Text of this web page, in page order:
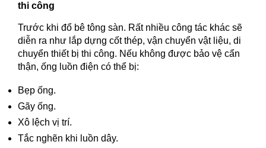
thi công
Trước khi đổ bê tông sàn. Rất nhiều công tác khác sẽ
diễn ra như lắp dựng cốt thép, vận chuyển vật liệu, di
chuyển thiết bị thi công. Nếu không được bảo vệ cẩn
thận, ống luồn điện có thể bị:
Bẹp ống.
Gãy ống.
Xô lệch vị trí.
Tắc nghẽn khi luồn dây.